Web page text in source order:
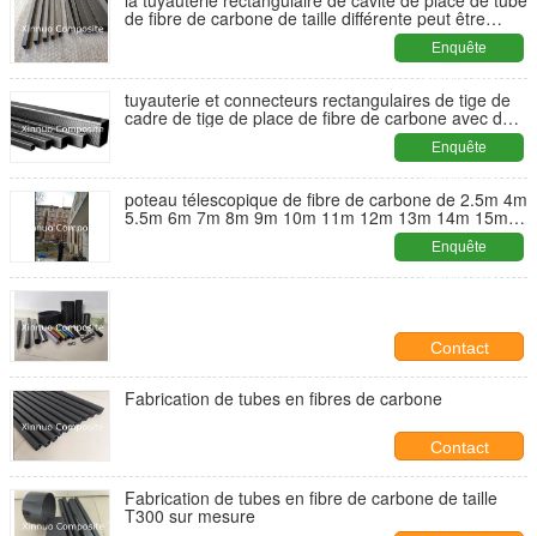
de fibre de carbone de taille différente peut être
coupe de commande numérique par ordinateur
Enquête
maintenant
tuyauterie et connecteurs rectangulaires de tige de
cadre de tige de place de fibre de carbone avec de
Enquête
maintenant
poteau télescopique de fibre de carbone de 2.5m 4m
5.5m 6m 7m 8m 9m 10m 11m 12m 13m 14m 15m
Enquête
maintenant
Contact
Fabrication de tubes en fibres de carbone
Contact
Fabrication de tubes en fibre de carbone de taille
T300 sur mesure